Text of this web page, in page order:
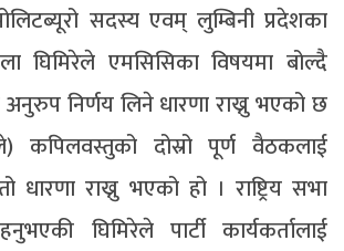
सदस्य एवम् लुम्बिनी प्रदेशका
घिमिरेले एमसिसिका विषयमा बोल्दै
अनुरुप निर्णय लिने धारणा राख्नु भएको छ
कपिलवस्तुको दोस्रो पूर्ण वैठकलाई
धारणा राख्नु भएको हो । राष्ट्रिय सभा
घिमिरेले पार्टी कार्यकर्तालाई